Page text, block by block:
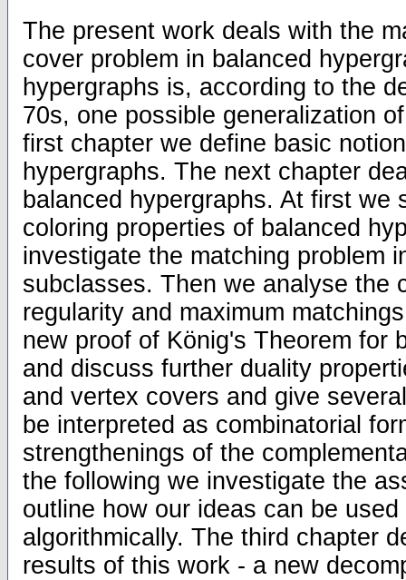
The present work deals with the
cover problem in balanced
hypergraphs is, according to the
70s, one possible generalization
first chapter we define basic
hypergraphs. The next chapter
balanced hypergraphs. At first we
coloring properties of balanced
investigate the matching problem
subclasses. Then we analyse the
regularity and maximum
new proof of König's Theorem for
and discuss further duality
and vertex covers and give
be interpreted as combinatorial
strengthenings of the
the following we investigate the
outline how our ideas can be
algorithmically. The third chapter
results of this work - a new